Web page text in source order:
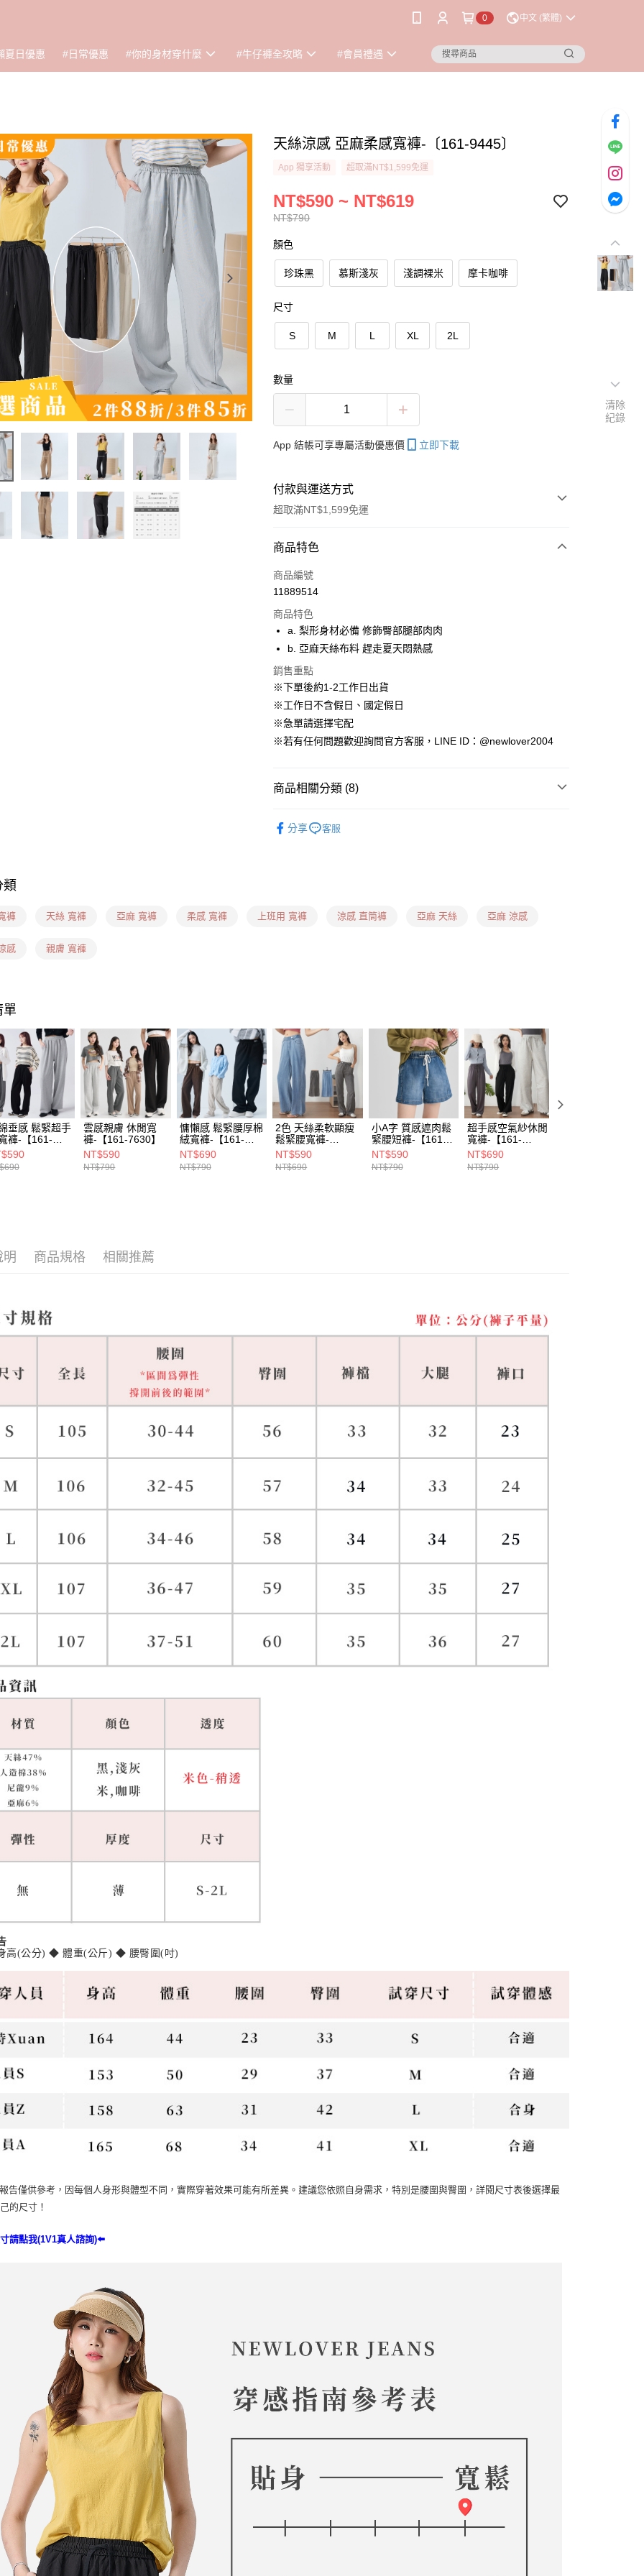
0 中文 (繁體)
夏日優惠 #日常優惠 #你的身材穿什麼 #牛仔褲全攻略 #會員禮遇
天絲涼感 亞麻柔感寬褲-〔161-9445〕
App 獨享活動 超取滿NT$1,599免運
NT$790
NT$590 ~ NT$619
顏色
珍珠黑 慕斯淺灰 淺調裸米 摩卡咖啡
尺寸
S M L XL 2L
數量
App 結帳可享專屬活動優惠價 立即下載
付款與運送方式
超取滿NT$1,599免運
付款方式
信用卡一次付款
LINE Pay
ATM付款
貨到付款
運送方式
每筆NT$60，滿NT$1,599(含以上)免運費
宅配(貨到付款)
每筆NT$100，滿NT$1,899(含以上)免運費
商品特色
商品編號
11889514
商品特色
a. 梨形身材必備 修飾臀部腿部肉肉
b. 亞麻天絲布料 趕走夏天悶熱感
銷售重點
※下單後約1-2工作日出貨
※工作日不含假日、國定假日
※急單請選擇宅配
※若有任何問題歡迎詢問官方客服，LINE ID：@newlover2004
商品相關分類 (8)
❙ 妳適合什麼褲子？ ❙ 倒三角身形
分享 客服
類
褲 天絲 寬褲 亞麻 寬褲 柔感 寬褲 上班用 寬褲 涼感 直筒褲 亞麻 天絲 亞麻 涼感
感 親膚 寬褲
單
垂感 鬆緊超手
褲-【161-
】
雲感親膚 休閒寬
褲-【161-7630】
NT$590
NT$790
慵懶感 鬆緊腰厚棉
絨寬褲-【161-
7626】
NT$690
NT$790
2色 天絲柔軟顯瘦
鬆緊腰寬褲-
【161-6759】
NT$590
NT$690
小A字 質感遮肉鬆
緊腰短褲-【161-
5393】
NT$590
NT$790
超手感空氣紗休閒
寬褲-【161-
7562】
NT$690
NT$790
明 商品規格 相關推薦
高(公分)◆ 體重(公斤) ◆ 腰臀圍(吋)
告僅供參考，因每個人身形與體型不同，實際穿著效果可能有所差異。建議您依照自身需求，特別是腰圍與臀圍，詳閱尺寸表後選擇最
的尺寸！
請點我(1V1真人諮詢)⬅️
清除
紀錄